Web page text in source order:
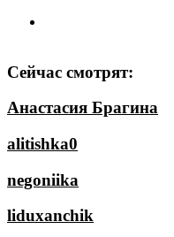
Сейчас смотрят:
Анастасия Брагина
alitishka0
negoniika
liduxanchik